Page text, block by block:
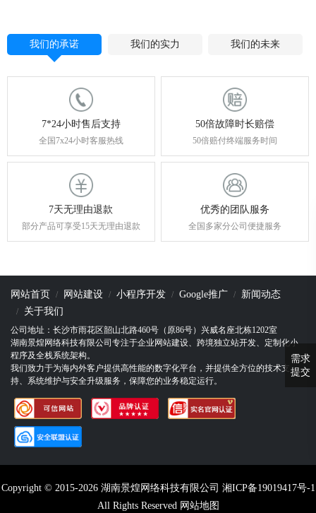
我们的承诺 我们的实力 我们的未来
7*24小时售后支持
全国7x24小时客服热线
50倍故障时长赔偿
50倍赔付终端服务时间
7天无理由退款
部分产品可享受15天无理由退款
优秀的团队服务
全国多家分公司便捷服务
网站首页 网站建设 小程序开发 Google推广
新闻动态
关于我们
公司地址：长沙市雨花区韶山北路460号（原86号）兴威名座北栋1202室
湖南景煌网络科技有限公司专注于企业网站建设、跨境独立站开发、定制化小
程序及全栈系统架构。
我们致力于为海内外客户提供高性能的数字化平台，并提供全方位的技术支
持、系统维护与安全升级服务，保障您的业务稳定运行。
Copyright © 2015-2026 湖南景煌网络科技有限公司 湘ICP备19019417号-1
All Rights Reserved‬ 网站地图
需求
提交